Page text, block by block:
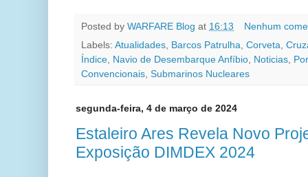
Posted by WARFARE Blog at 16:13
Nenhum
Labels: Atualidades Barcos Patrulha Corveta
Índice
Navio de Desembarque Anfíbio Noticias
Convencionais Submarinos Nucleares
segunda-feira, 4 de março de 2024
Estaleiro Ares Revela Novo
Exposição DIMDEX 2024